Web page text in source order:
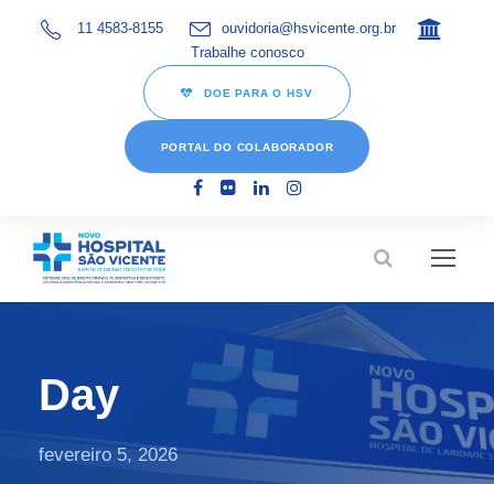
11 4583-8155
ouvidoria@hsvicente.org.br
Trabalhe conosco
DOE PARA O HSV
PORTAL DO COLABORADOR
Day
fevereiro 5, 2026